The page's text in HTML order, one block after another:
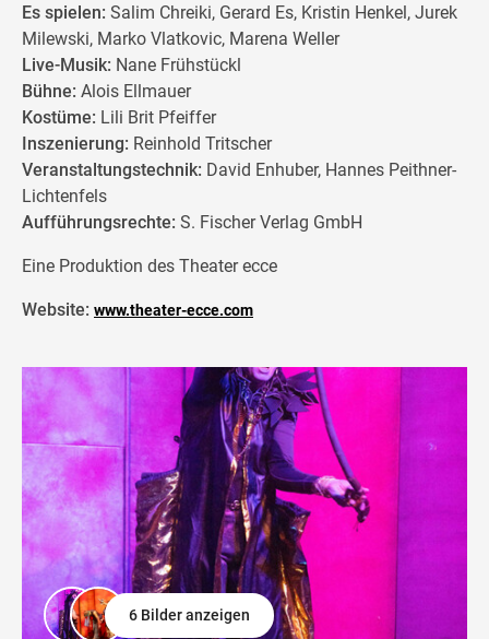
Es spielen: Salim Chreiki, Gerard Es, Kristin Henkel, Jurek
Milewski, Marko Vlatkovic, Marena Weller
Live-Musik: Nane Frühstückl
Bühne: Alois Ellmauer
Kostüme: Lili Brit Pfeiffer
Inszenierung: Reinhold Tritscher
Veranstaltungstechnik: David Enhuber, Hannes Peithner-
Lichtenfels
Aufführungsrechte: S. Fischer Verlag GmbH
Eine Produktion des Theater ecce
Website: www.theater-ecce.com
6 Bilder anzeigen